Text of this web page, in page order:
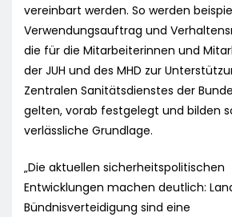
vereinbart werden. So werden
Verwendungsauftrag und
die für die Mitarbeiterinnen und
der JUH und des MHD zur
Zentralen Sanitätsdienstes der
gelten, vorab festgelegt und bilden
verlässliche Grundlage.
„Die aktuellen sicherheitspolitischen
Entwicklungen machen deutlich:
Bündnisverteidigung sind eine